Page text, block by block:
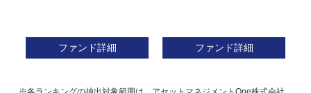
ファンド詳細 ファンド詳細